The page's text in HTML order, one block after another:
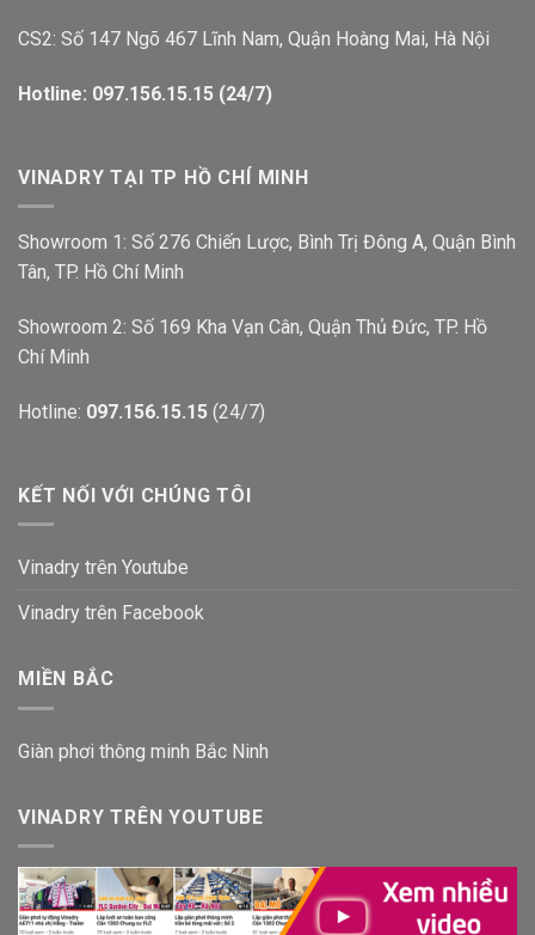
CS2: Số 147 Ngõ 467 Lĩnh Nam, Quận Hoàng Mai, Hà Nội
Hotline: 097.156.15.15 (24/7)
VINADRY TẠI TP HỒ CHÍ MINH
Showroom 1: Số 276 Chiến Lược, Bình Trị Đông A, Quận Bình
Tân, TP. Hồ Chí Minh
Showroom 2: Số 169 Kha Vạn Cân, Quận Thủ Đức, TP. Hồ
Chí Minh
Hotline: 097.156.15.15 (24/7)
KẾT NỐI VỚI CHÚNG TÔI
Vinadry trên Youtube
Vinadry trên Facebook
MIỀN BẮC
Giàn phơi thông minh Bắc Ninh
VINADRY TRÊN YOUTUBE